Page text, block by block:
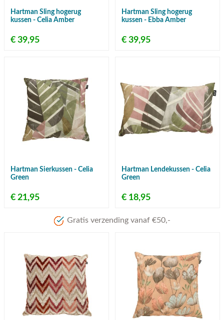
Hartman Sling hogerug
kussen - Celia Amber
€ 39,95
Hartman Sling hogerug
kussen - Ebba Amber
€ 39,95
Hartman Sierkussen - Celia
Green
€ 21,95
Hartman Lendekussen - Celia
Green
€ 18,95